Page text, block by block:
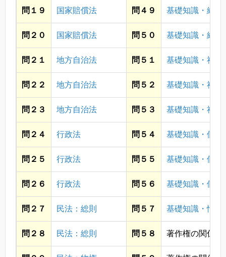
問１９ 国家賠償法 問４９ 基礎知識・経済
問２０ 国家賠償法 問５０ 基礎知識・経済
問２１ 地方自治法 問５１ 基礎知識・社会
問２２ 地方自治法 問５２ 基礎知識・社会
問２３ 地方自治法 問５３ 基礎知識・社会
問２４ 行政法 問５４ 基礎知識・個人
問２５ 行政法 問５５ 基礎知識・個人
問２６ 行政法 問５６ 基礎知識・個人
問２７ 民法：総則 問５７ 基礎知識・情報
問２８ 民法：総則 問５８ 著作権の関係上